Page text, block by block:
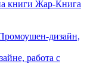
книги Жар-Книга
дизайн,
работа с